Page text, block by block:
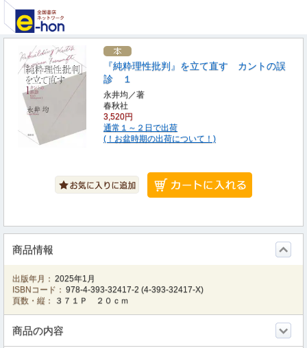
『純粋理性批判』を立て直す カントの誤
診 １
永井均／著
春秋社
3,520円
通常１～２日で出荷
(！お盆時期の出荷について！)
商品情報
出版年月： 2025年1月
ISBNコード： 978-4-393-32417-2 (4-393-32417-X)
頁数・縦：
３７１Ｐ ２０ｃｍ
商品の内容